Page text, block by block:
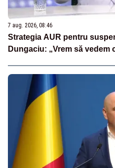
7 aug. 2026, 08:46
Strategia AUR pentru
Dungaciu: „Vrem să vedem